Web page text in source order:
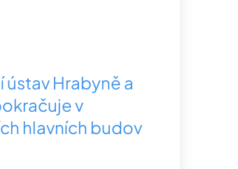
ústav Hrabyně a
v
hlavních budov